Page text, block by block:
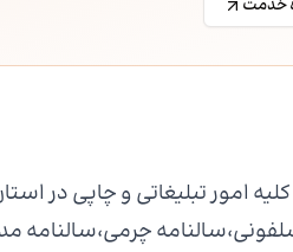
خدمت
امور تبلیغاتی و چاپی در
چرمی،سالنامه